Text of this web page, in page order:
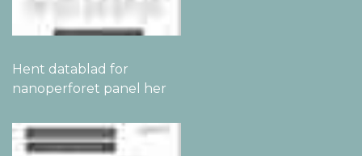
Hent datablad for
nanoperforet panel her